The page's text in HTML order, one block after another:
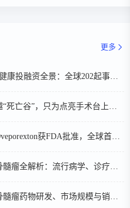
更多
球202起事件、中国99起，医疗器械+医药研发双赛道吸金564亿
亡谷”，只为点亮手术台上的那束光
批准，全球首个靶向食欲素的1型发作性睡病对因治疗药物上市
解析：流行病学、诊疗及医保政策梳理
药物研发、市场规模与销售趋势全解析